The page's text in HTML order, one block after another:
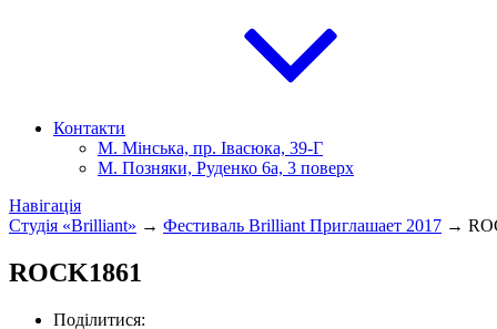
Контакти
М. Мінська, пр. Івасюка, 39-Г
М. Позняки, Руденко 6а, 3 поверх
Навігація
Студія «Brilliant» → Фестиваль Brilliant Приглашает 2017 →
ROCK1861
Поділитися: